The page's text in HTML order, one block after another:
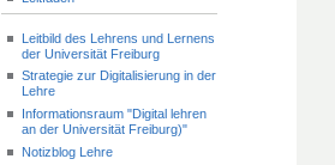
Leitbild des Lehrens und Lernens
der Universität Freiburg
Strategie zur Digitalisierung in der
Lehre
Informationsraum "Digital lehren
an der Universität Freiburg)"
Notizblog Lehre